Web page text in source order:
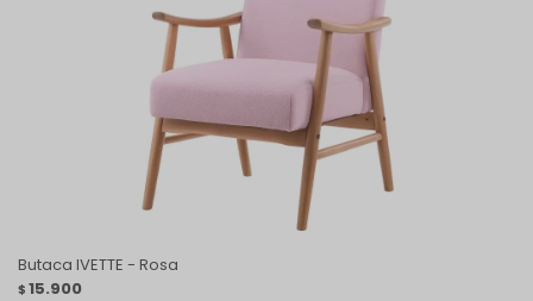
Butaca IVETTE - Rosa
$ 15.900